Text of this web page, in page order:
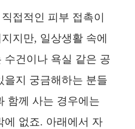
접적인 피부 접촉이
지만, 일상생활 속에
수건이나 욕실 같은 공
을지 궁금해하는 분들
함께 사는 경우에는
에 없죠. 아래에서 자